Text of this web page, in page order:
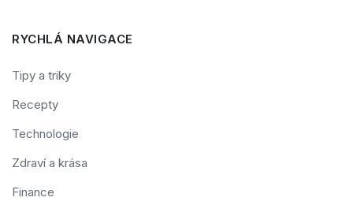
RYCHLÁ NAVIGACE
Tipy a triky
Recepty
Technologie
Zdraví a krása
Finance